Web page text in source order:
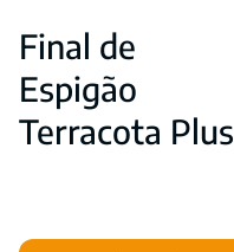
Final de
Espigão
Terracota Plus